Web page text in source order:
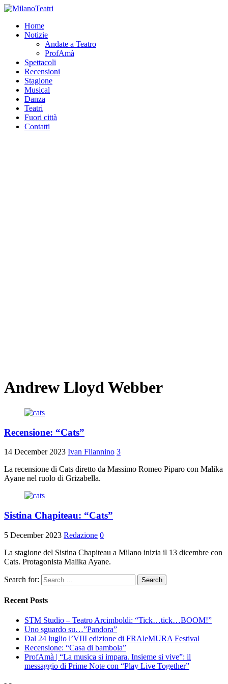
Home
Notizie
Andate a Teatro
ProfAmà
Spettacoli
Recensioni
Stagione
Musical
Danza
Teatri
Fuori città
Contatti
Andrew Lloyd Webber
Recensione: “Cats”
14 December 2023 Ivan Filannino 3
La recensione di Cats diretto da Massimo Romeo Piparo con Malika
Ayane nel ruolo di Grizabella.
Sistina Chapiteau: “Cats”
5 December 2023 Redazione 0
La stagione del Sistina Chapiteau a Milano inizia il 13 dicembre con
Cats. Protagonista Malika Ayane.
Search for:
Recent Posts
STM Studio – Teatro Arcimboldi: “Tick…tick…BOOM!”
Uno sguardo su…”Pandora”
Dal 24 luglio l’VIII edizione di FRAleMURA Festival
Recensione: “Casa di bambola”
ProfAmà | “La musica si impara. Insieme si vive”: il
messaggio di Prime Note con “Play Live Together”